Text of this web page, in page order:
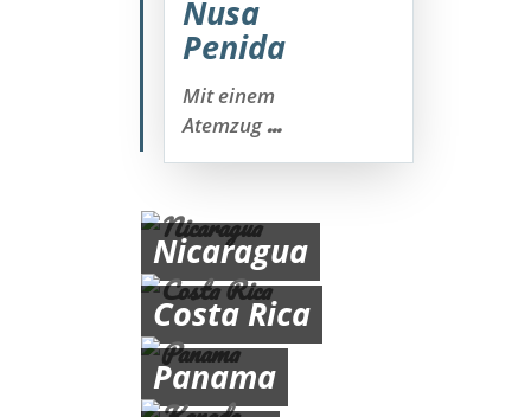
Nusa
Penida
Mit einem
Atemzug...
Nicaragua
Costa Rica
Panama